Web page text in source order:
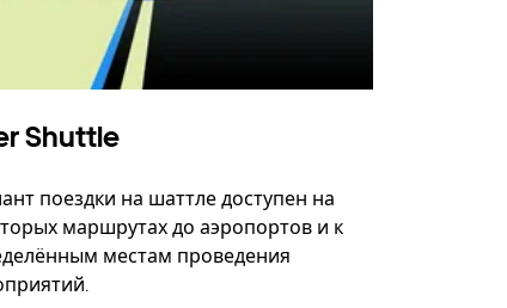
Shuttle
поездки на шаттле доступен на
маршрутах до аэропортов и к
местам проведения